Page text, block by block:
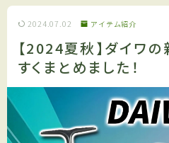
【超格安】デジタル魚拓始めま
アルフィッシュを特別な一枚
YouTube
2024.07.02 アイテム紹介
【2024夏秋】ダイワ
すくまとめました！